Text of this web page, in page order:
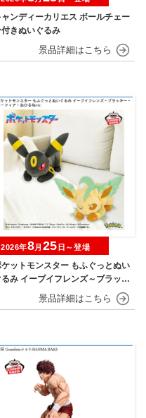
ャンディーカリエス ボールチェー
付きぬいぐるみ
ケットモンスター もふぐっとぬい
るみ イーブイフレンズ～ブラッキ
・リーフィア～おひるねver.
2026年8月 25 日～登場